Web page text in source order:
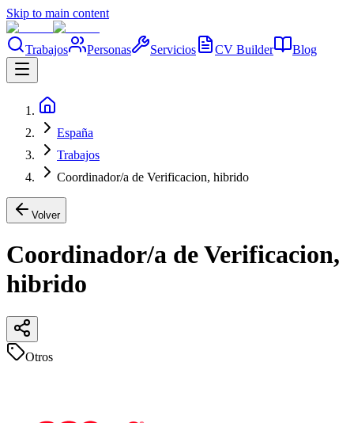
Skip to main content
Trabajos Personas Servicios CV Builder Blog
España
Trabajos
Coordinador/a de Verificacion, hibrido
Volver
Coordinador/a de Verificacion,
hibrido
Otros